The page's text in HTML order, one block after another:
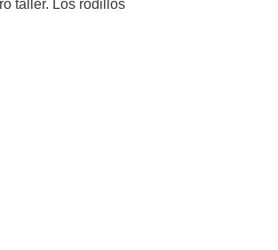
taller. Los rodillos